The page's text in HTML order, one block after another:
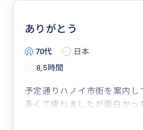
ありがとう
70代 日本
8,5時間
予定通りハノイ市街を案内
多くて疲れましたが面白かっ